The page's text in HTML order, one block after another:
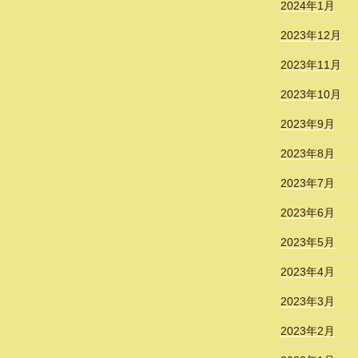
2024年1月
2023年12月
2023年11月
2023年10月
2023年9月
2023年8月
2023年7月
2023年6月
2023年5月
2023年4月
2023年3月
2023年2月